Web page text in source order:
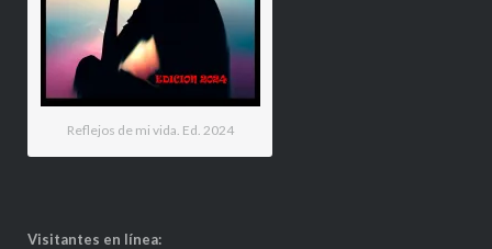
Reflejos de mi vida. Ed. 2024
Visitantes en línea: